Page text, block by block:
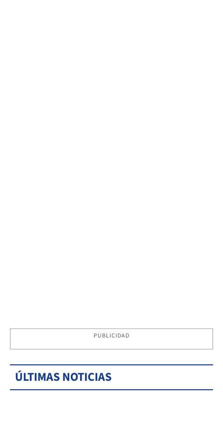
PUBLICIDAD
ÚLTIMAS NOTICIAS